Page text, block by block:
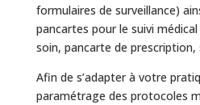
formulaires de surveillance)
pancartes pour le suivi
soin, pancarte de prescription,
Afin de s’adapter à votre
paramétrage des protocoles